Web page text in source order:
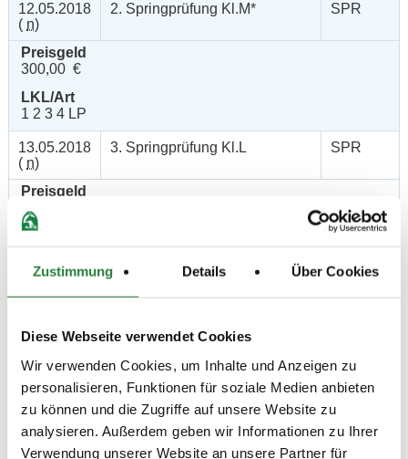
Zustimmung Details Über Cookies
Diese Webseite verwendet Cookies
Wir verwenden Cookies, um Inhalte und Anzeigen zu
personalisieren, Funktionen für soziale Medien anbieten
zu können und die Zugriffe auf unsere Website zu
analysieren. Außerdem geben wir Informationen zu Ihrer
Verwendung unserer Website an unsere Partner für
12.05.2018
( n)
2. Springprüfung Kl.M* SPR
Preisgeld
300,00 €
LKL/Art
1 2 3 4 LP
13.05.2018
( n)
3. Springprüfung Kl.L SPR
Preisgeld
200,00 €
LKL/Art
3 4 5 LP
(n)
Preisgeld
200,00 €
LKL/Art
3 4 5 LP
12.05.2018
(n)
5. Springprfg.m.steigenden
Anforderungen Kl.L
SPR